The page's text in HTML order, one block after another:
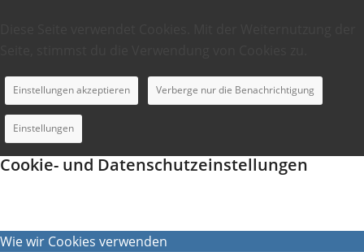
Einstellungen akzeptieren Verberge nur die Benachrichtigung
Einstellungen
Cookie- und Datenschutzeinstellungen
Wie wir Cookies verwenden